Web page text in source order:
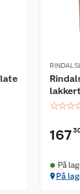
☆☆☆
167
På
På